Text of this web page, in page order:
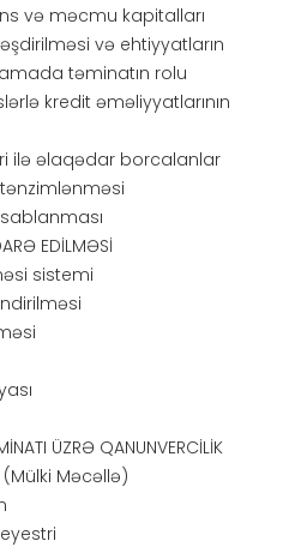
və məcmu kapitalları
və ehtiyyatların
təminatın rolu
kredit əməliyyatlarının
ilə əlaqədar borcalanlar
EDİLMƏSİ
sistemi
ÜZRƏ QANUNVERCİLİK
Məcəllə)